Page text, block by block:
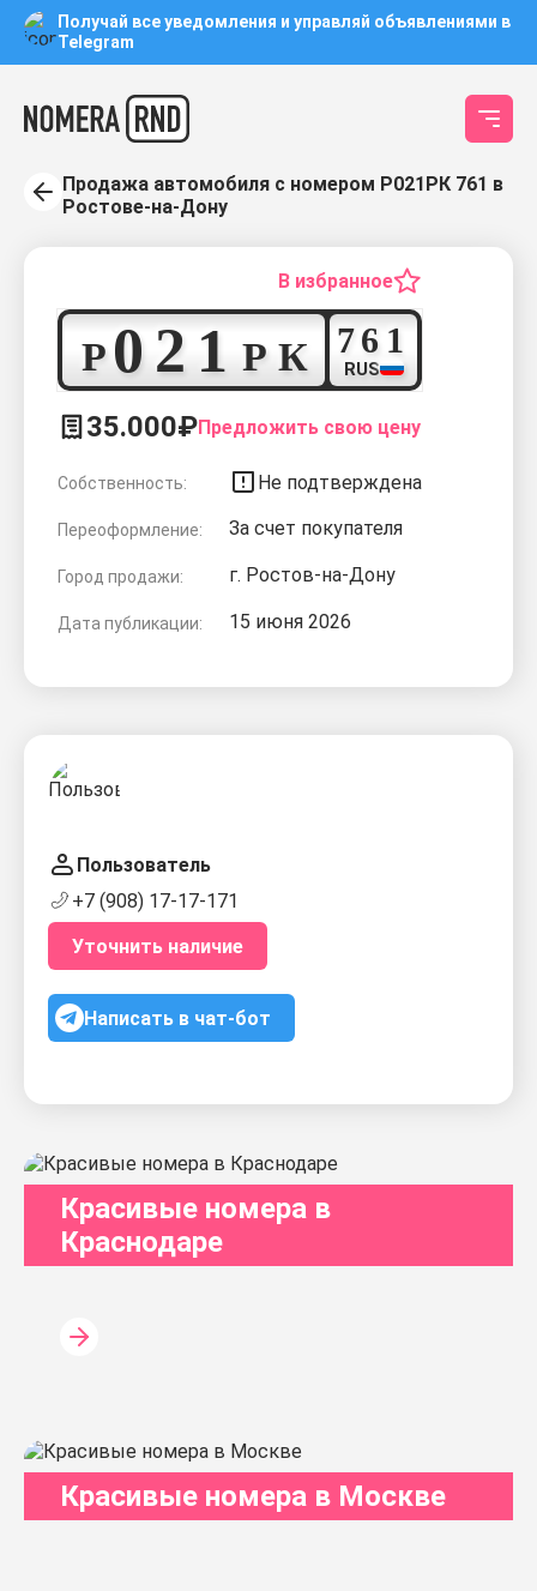
Получай все уведомления и управляй объявлениями в
Telegram
Продажа автомобиля с номером Р021РК 761 в
Ростове-на-Дону
В избранное
Р0
2
1
РК7
61
RUS
35.000₽Предложить свою цену
Собственность: Не подтверждена
Переоформление: За счет покупателя
Город продажи: г. Ростов-на-Дону
Дата публикации: 15 июня 2026
Пользователь
+7 (908) 17-17-171
Уточнить наличие
Написать в чат-бот
Красивые номера в
Краснодаре
Красивые номера в Москве